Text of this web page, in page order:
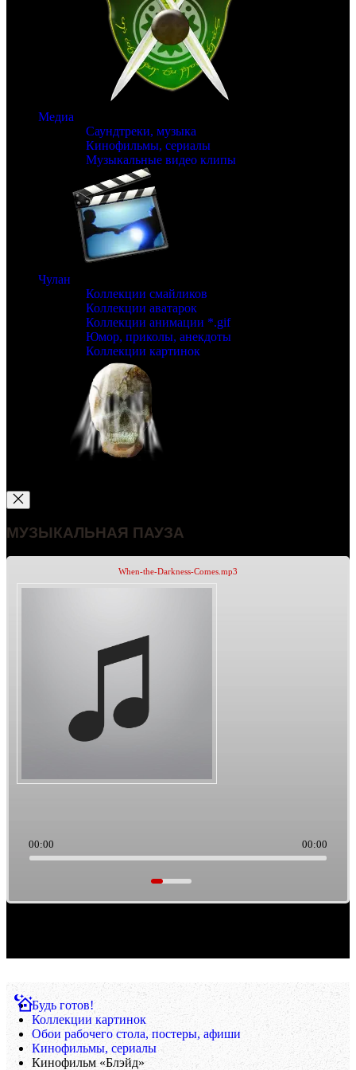
Медиа
Саундтреки, музыка
Кинофильмы, сериалы
Музыкальные видео клипы
Чулан
Коллекции смайликов
Коллекции аватарок
Коллекции анимации *.gif
Юмор, приколы, анекдоты
Коллекции картинок
МУЗЫКАЛЬНАЯ ПАУЗА
When-the-Darkness-Comes.mp3
00:00 00:00
Будь готов!
Коллекции картинок
Обои рабочего стола, постеры, афиши
Кинофильмы, сериалы
Кинофильм «Блэйд»